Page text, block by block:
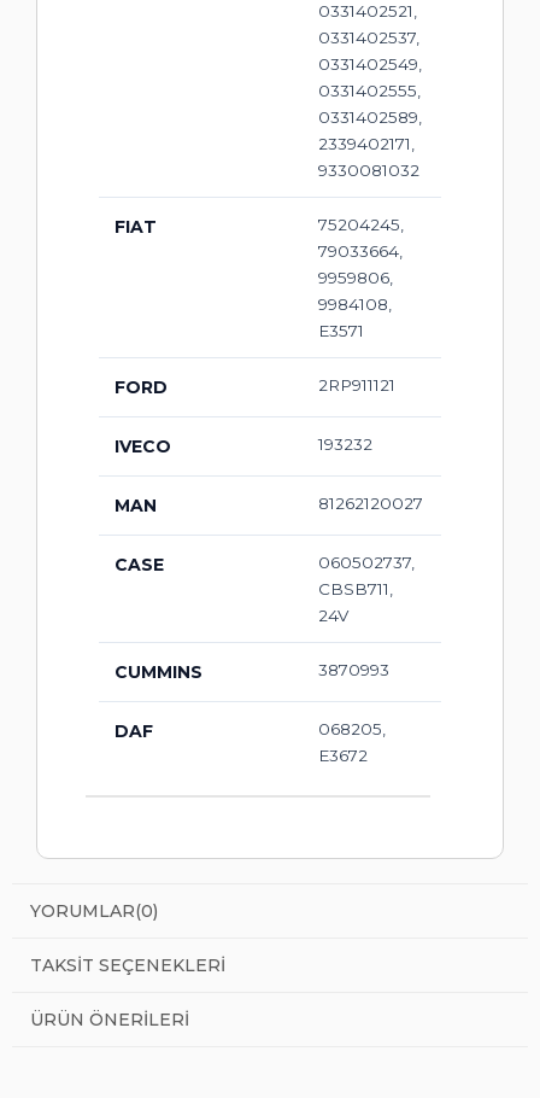
0331402521,
0331402537,
0331402549,
0331402555,
0331402589,
2339402171,
9330081032
FIAT
75204245,
79033664,
9959806,
9984108,
E3571
FORD 2RP911121
IVECO 193232
MAN 81262120027
CASE
060502737,
CBSB711,
24V
CUMMINS 3870993
DAF
068205,
E3672
YORUMLAR(0)
TAKSIT SEÇENEKLERI
ÜRÜN ÖNERILERI